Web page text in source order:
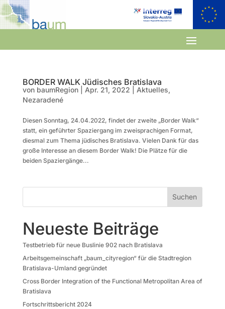
BORDER WALK Jüdisches Bratislava
von baumRegion| Apr. 21, 2022 Aktuelles,
Nezaradené
Diesen Sonntag, 24.04.2022, findet der zweite „Border Walk“
statt, ein geführter Spaziergang im zweisprachigen Format,
diesmal zum Thema jüdisches Bratislava. Vielen Dank für das
große Interesse an diesem Border Walk! Die Plätze für die
beiden Spaziergänge...
Neueste Beiträge
Testbetrieb für neue Buslinie 902 nach Bratislava
Arbeitsgemeinschaft „baum_cityregion“ für die Stadtregion
Bratislava-Umland gegründet
Cross Border Integration of the Functional Metropolitan Area of
Bratislava
Fortschrittsbericht 2024